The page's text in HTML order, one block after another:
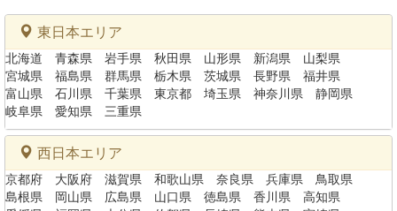
東日本エリア
北海道 青森県 岩手県 秋田県 山形県 新潟県
山梨県
宮城県
福島県 群馬県 栃木県 茨城県 長野県
福井県
富山県
石川県 千葉県 東京都 埼玉県 神奈川県
静岡県
岐阜県
愛知県 三重県
西日本エリア
京都府 大阪府 滋賀県 和歌山県 奈良県 兵庫県
鳥取県
島根県
岡山県 広島県 山口県 徳島県 香川県
高知県